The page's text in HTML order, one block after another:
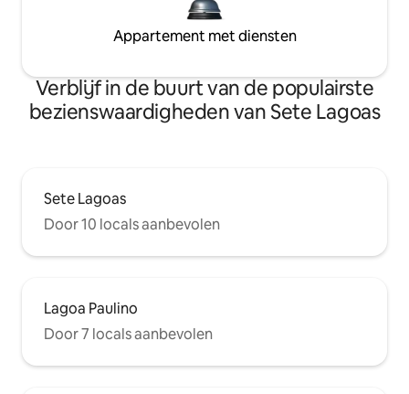
Appartement met diensten
Verblijf in de buurt van de populairste
bezienswaardigheden van Sete Lagoas
Sete Lagoas
Door 10 locals aanbevolen
Lagoa Paulino
Door 7 locals aanbevolen